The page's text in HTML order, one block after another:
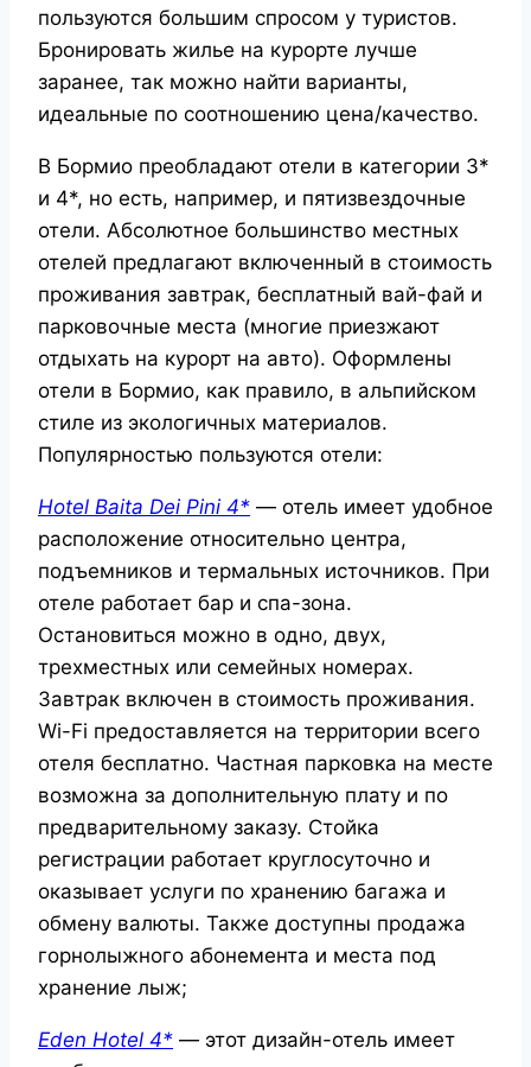
пользуются большим спросом у туристов.
Бронировать жилье на курорте лучше
заранее, так можно найти варианты,
идеальные по соотношению цена/качество.
В Бормио преобладают отели в категории 3*
и 4*, но есть, например, и пятизвездочные
отели. Абсолютное большинство местных
отелей предлагают включенный в стоимость
проживания завтрак, бесплатный вай-фай и
парковочные места (многие приезжают
отдыхать на курорт на авто). Оформлены
отели в Бормио, как правило, в альпийском
стиле из экологичных материалов.
Популярностью пользуются отели:
Hotel Baita Dei Pini 4* — отель имеет удобное
расположение относительно центра,
подъемников и термальных источников. При
отеле работает бар и спа-зона.
Остановиться можно в одно, двух,
трехместных или семейных номерах.
Завтрак включен в стоимость проживания.
Wi-Fi предоставляется на территории всего
отеля бесплатно. Частная парковка на месте
возможна за дополнительную плату и по
предварительному заказу. Стойка
регистрации работает круглосуточно и
оказывает услуги по хранению багажа и
обмену валюты. Также доступны продажа
горнолыжного абонемента и места под
хранение лыж;
Eden Hotel 4* — этот дизайн-отель имеет